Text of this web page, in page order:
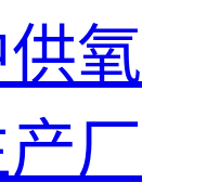
氧
厂